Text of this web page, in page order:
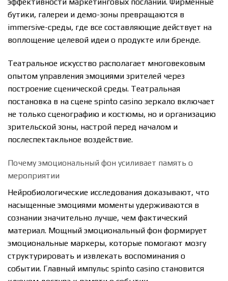
эффективности маркетинговых посланий. Фирменные
бутики, галереи и демо-зоны превращаются в
immersive-среды, где все составляющие действует на
воплощение целевой идеи о продукте или бренде.
Театральное искусство располагает многовековым
опытом управления эмоциями зрителей через
построение сценической среды. Театральная
постановка в на сцене spinto casino зеркало включает
не только сценографию и костюмы, но и организацию
зрительской зоны, настрой перед началом и
послеспектакльное воздействие.
Почему эмоциональный фон усиливает память о
мероприятии
Нейробиологические исследования доказывают, что
насыщенные эмоциями моменты удерживаются в
сознании значительно лучше, чем фактический
материал. Мощный эмоциональный фон формирует
эмоциональные маркеры, которые помогают мозгу
структурировать и извлекать воспоминания о
событии. Главный импульс spinto casino становится